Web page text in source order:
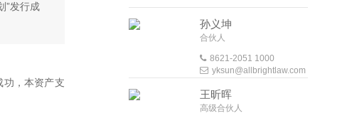
”发行成
功，本资产支
孙义坤
合伙人
8621-2051 1000
yksun@allbrightlaw.com
王昕晖
高级合伙人